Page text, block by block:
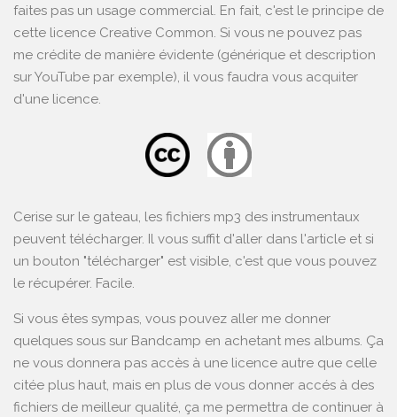
faites pas un usage commercial. En fait, c'est le principe de
cette licence Creative Common. Si vous ne pouvez pas
me crédite de manière évidente (générique et description
sur YouTube par exemple), il vous faudra vous acquiter
d'une licence.
Cerise sur le gateau, les fichiers mp3 des instrumentaux
peuvent télécharger. Il vous suffit d'aller dans l'article et si
un bouton "télécharger" est visible, c'est que vous pouvez
le récupérer. Facile.
Si vous êtes sympas, vous pouvez aller me donner
quelques sous sur Bandcamp en achetant mes albums. Ça
ne vous donnera pas accès à une licence autre que celle
citée plus haut, mais en plus de vous donner accés à des
fichiers de meilleur qualité, ça me permettra de continuer à